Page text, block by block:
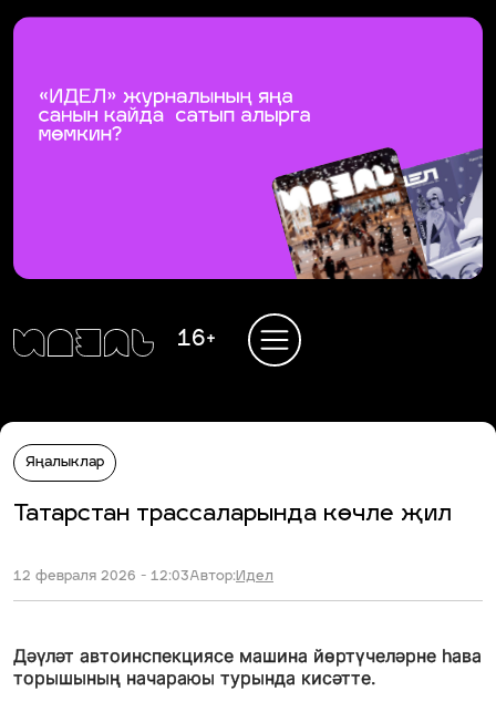
16+
Яңалыклар
Татарстан трассаларында көчле җил
12 февраля 2026 - 12:03Автор:Идел
Дәүләт автоинспекциясе машина йөртүчеләрне һава
торышының начараюы турында кисәтте.